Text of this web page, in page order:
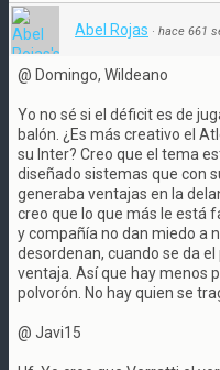
Abel Rojas · hace 661
@ Domingo, Wildeano
Yo no sé si el déficit es de
balón. ¿Es más creativo el
su Inter? Creo que el tema
diseñado sistemas que con
generaba ventajas en la
creo que lo que más le está
y compañía no dan miedo a
desordenan, cuando se da
ventaja. Así que hay menos
polvorón. No hay quien se
@ Javi15